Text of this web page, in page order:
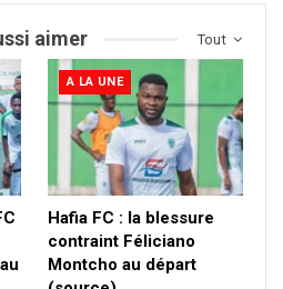
Tout
aimer
A LA UNE
Hafia FC : la blessure
contraint Féliciano
Montcho au départ